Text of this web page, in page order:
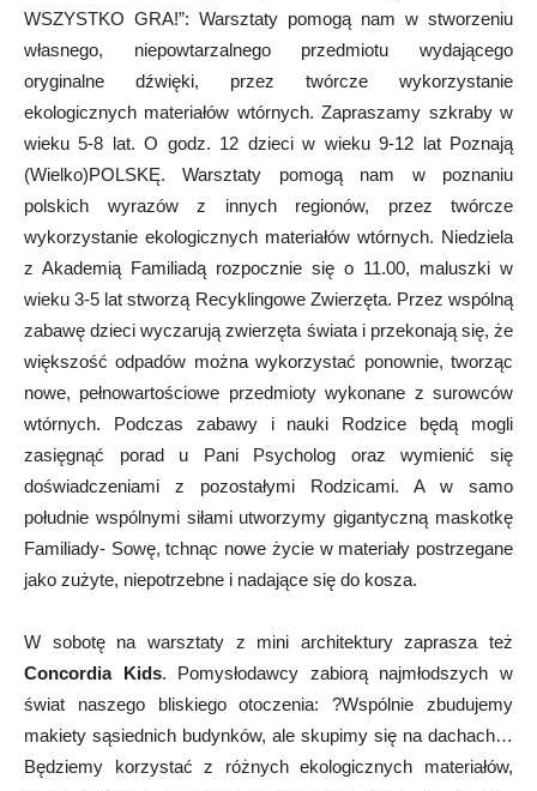
WSZYSTKO GRA!”: Warsztaty pomogą nam w stworzeniu
własnego, niepowtarzalnego przedmiotu wydającego
oryginalne dźwięki, przez twórcze wykorzystanie
ekologicznych materiałów wtórnych. Zapraszamy szkraby w
wieku 5-8 lat. O godz. 12 dzieci w wieku 9-12 lat Poznają
(Wielko)POLSKĘ. Warsztaty pomogą nam w poznaniu
polskich wyrazów z innych regionów, przez twórcze
wykorzystanie ekologicznych materiałów wtórnych. Niedziela
z Akademią Familiadą rozpocznie się o 11.00, maluszki w
wieku 3-5 lat stworzą Recyklingowe Zwierzęta. Przez wspólną
zabawę dzieci wyczarują zwierzęta świata i przekonają się, że
większość odpadów można wykorzystać ponownie, tworząc
nowe, pełnowartościowe przedmioty wykonane z surowców
wtórnych. Podczas zabawy i nauki Rodzice będą mogli
zasięgnąć porad u Pani Psycholog oraz wymienić się
doświadczeniami z pozostałymi Rodzicami. A w samo
południe wspólnymi siłami utworzymy gigantyczną maskotkę
Familiady- Sowę, tchnąc nowe życie w materiały postrzegane
jako zużyte, niepotrzebne i nadające się do kosza.
W sobotę na warsztaty z mini architektury zaprasza też
Concordia Kids. Pomysłodawcy zabiorą najmłodszych w
świat naszego bliskiego otoczenia: ?Wspólnie zbudujemy
makiety sąsiednich budynków, ale skupimy się na dachach…
Będziemy korzystać z różnych ekologicznych materiałów,